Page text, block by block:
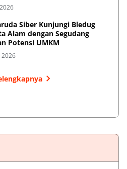
Siber Kunjungi Bledug
Alam dengan Segudang
Potensi UMKM
2026